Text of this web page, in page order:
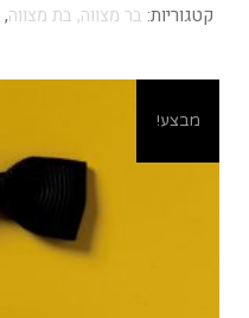
קטגוריות: בר מצווה, בת מצווה,
מבצע!